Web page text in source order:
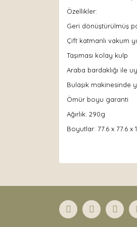
Özellikler:
Geri dönüştürülmüş
Çift katmanlı vakum
Taşıması kolay kulp
Araba bardaklığı ile
Bulaşık makinesinde
Ömür boyu garanti
Ağırlık: 290g
Boyutlar: 77.6 x 77.6 x
Ürün